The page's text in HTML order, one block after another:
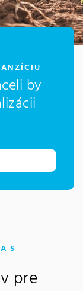
by
S
pre